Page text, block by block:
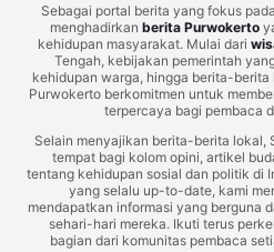
Sebagai portal berita yang fokus
menghadirkan berita Purwokerto
kehidupan masyarakat. Mulai dari
Tengah, kebijakan pemerintah
kehidupan warga, hingga berita-berita
Purwokerto berkomitmen untuk
terpercaya bagi pembaca
Selain menyajikan berita-berita lokal,
tempat bagi kolom opini, artikel
tentang kehidupan sosial dan politik di
yang selalu up-to-date, kami
mendapatkan informasi yang berguna
sehari-hari mereka. Ikuti terus
bagian dari komunitas pembaca